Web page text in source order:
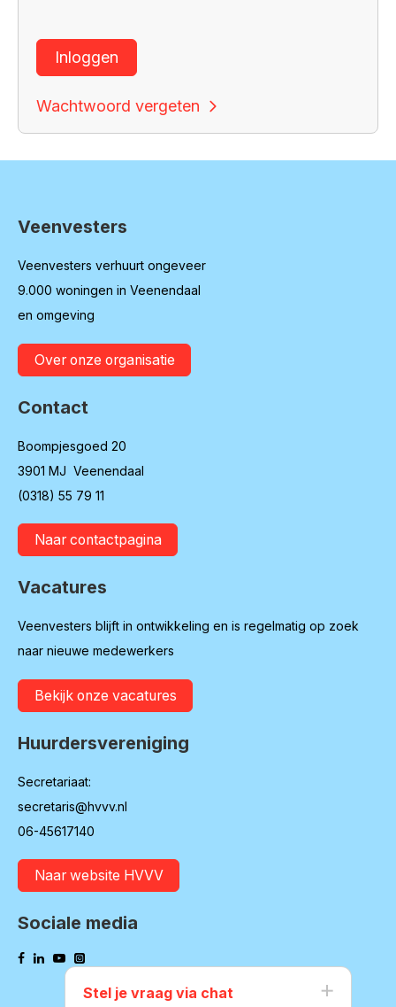
Inloggen
Wachtwoord vergeten
Contactinformatie
Veenvesters
Veenvesters verhuurt ongeveer
9.000 woningen in Veenendaal
en omgeving
Over onze organisatie
Contact
Boompjesgoed 20
3901 MJ Veenendaal
(0318) 55 79 11
Naar contactpagina
Vacatures
Veenvesters blijft in ontwikkeling en is regelmatig op zoek
naar nieuwe medewerkers
Bekijk onze vacatures
Huurdersvereniging
Secretariaat:
secretaris@hvvv.nl
06-45617140
Naar website HVVV
Sociale media
Stel je vraag via chat